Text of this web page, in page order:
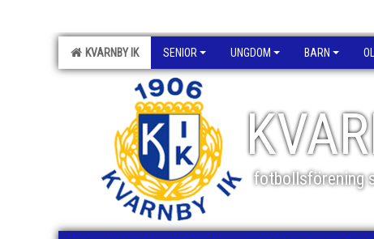
KVARNBY IK SENIOR UNGDOM BARN
fotbollsförening